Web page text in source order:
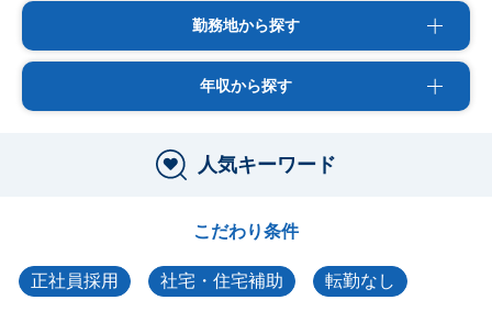
勤務地から探す
年収から探す
人気キーワード
こだわり条件
正社員採用 社宅・住宅補助 転勤なし